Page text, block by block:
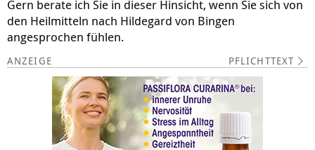
Gern berate ich Sie in dieser Hinsicht, wenn Sie sich von
den Heilmitteln nach Hildegard von Bingen
angesprochen fühlen.
PFLICHTTEXT